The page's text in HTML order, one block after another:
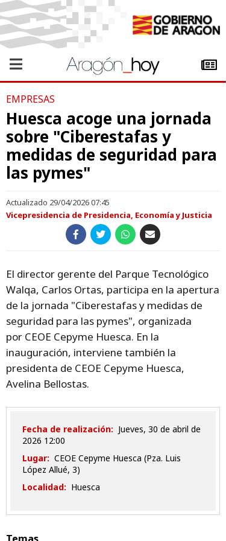
EMPRESAS
Huesca acoge una jornada
sobre "Ciberestafas y
medidas de seguridad para
las pymes"
Actualizado 29/04/2026 07:45
Vicepresidencia de Presidencia, Economía y Justicia
El director gerente del Parque Tecnológico
Walqa, Carlos Ortas, participa en la apertura
de la jornada "Ciberestafas y medidas de
seguridad para las pymes", organizada
por CEOE Cepyme Huesca. En la
inauguración, interviene también la
presidenta de CEOE Cepyme Huesca,
Avelina Bellostas.
Fecha de realización: jueves, 30 de abril de
2026 12:00
Lugar: CEOE Cepyme Huesca (Pza. Luis
López Allué, 3)
Localidad: Huesca